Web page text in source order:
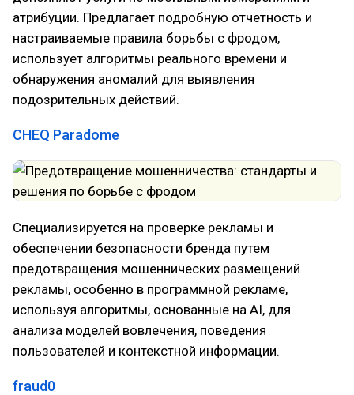
атрибуции. Предлагает подробную отчетность и
настраиваемые правила борьбы с фродом,
использует алгоритмы реального времени и
обнаружения аномалий для выявления
подозрительных действий.
CHEQ Paradome
Специализируется на проверке рекламы и
обеспечении безопасности бренда путем
предотвращения мошеннических размещений
рекламы, особенно в программной рекламе,
используя алгоритмы, основанные на AI, для
анализа моделей вовлечения, поведения
пользователей и контекстной информации.
fraud0